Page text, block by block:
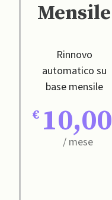
Mensile
Rinnovo
automatico su
base mensile
10,00
/ mese